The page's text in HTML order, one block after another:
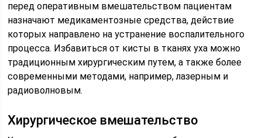
перед оперативным вмешательством пациентам
назначают медикаментозные средства, действие
которых направлено на устранение воспалительного
процесса. Избавиться от кисты в тканях уха можно
традиционным хирургическим путем, а также более
современными методами, например, лазерным и
радиоволновым.
Хирургическое вмешательство